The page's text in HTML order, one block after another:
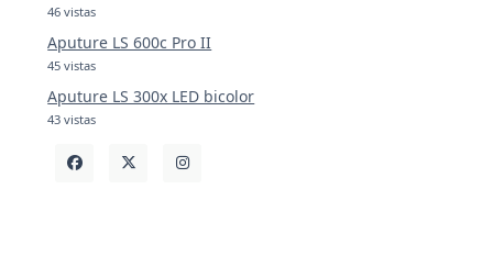
46 vistas
Aputure LS 600c Pro II
45 vistas
Aputure LS 300x LED bicolor
43 vistas